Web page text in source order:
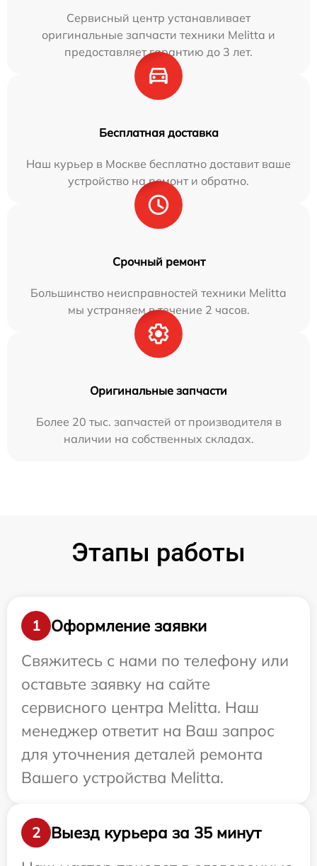
Сервисный центр устанавливает
оригинальные запчасти техники Melitta и
предоставляет гарантию до 3 лет.
Бесплатная доставка
Наш курьер в Москве бесплатно доставит ваше
устройство на ремонт и обратно.
Срочный ремонт
Большинство неисправностей техники Melitta
мы устраняем в течение 2 часов.
Оригинальные запчасти
Более 20 тыс. запчастей от производителя в
наличии на собственных складах.
Этапы работы
1
Оформление заявки
Свяжитесь с нами по телефону или
оставьте заявку на сайте
сервисного центра Melitta. Наш
менеджер ответит на Ваш запрос
для уточнения деталей ремонта
Вашего устройства Melitta.
2
Выезд курьера за 35 минут